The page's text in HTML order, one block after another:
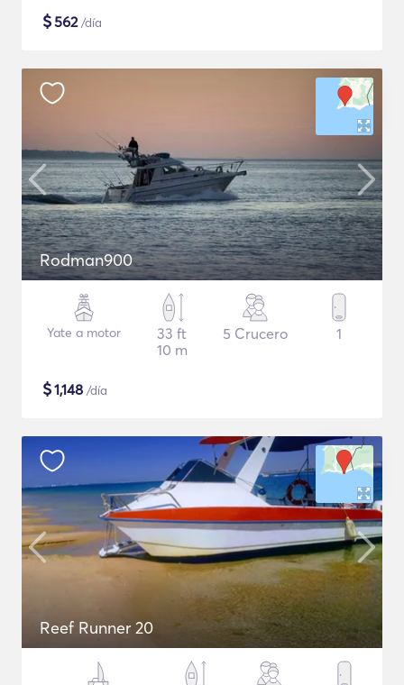
$562/día
Rodman900
Yate a motor
33 ft
10 m
5 Crucero 1
$1,148 /día
Reef Runner 20